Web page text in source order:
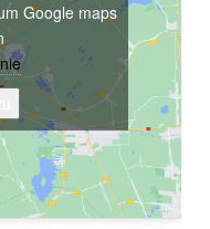
Google maps